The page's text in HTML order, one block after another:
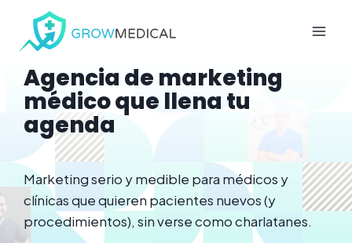
contenido
Agencia de marketing
médico que llena tu
agenda
Marketing serio y medible para médicos y
clínicas que quieren pacientes nuevos (y
procedimientos), sin verse como charlatanes.